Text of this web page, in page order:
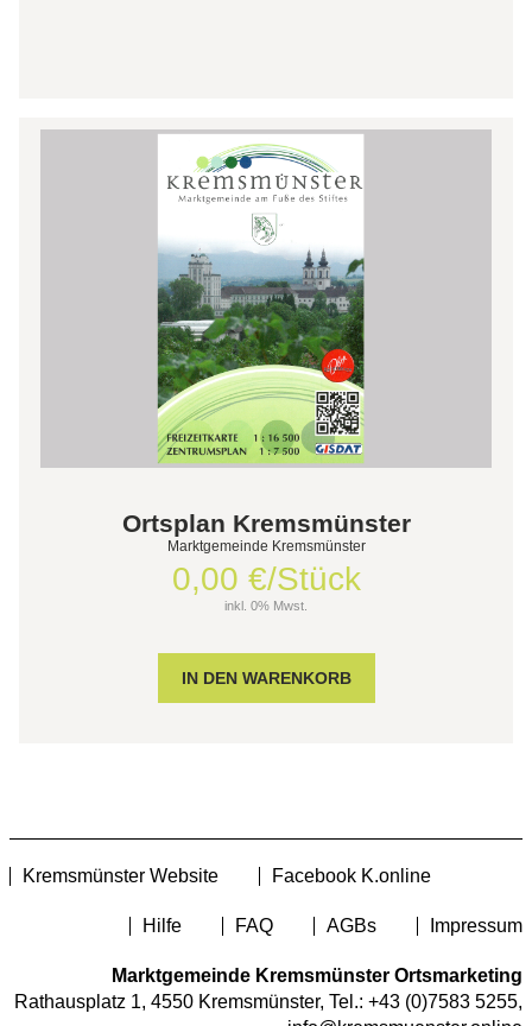
Ortsplan Kremsmünster
Marktgemeinde Kremsmünster
0,00 €/Stück
inkl. 0% Mwst.
Kremsmünster Website Facebook K.online
Hilfe FAQ AGBs Impressum
Marktgemeinde Kremsmünster Ortsmarketing
Rathausplatz 1, 4550 Kremsmünster, Tel.: +43 (0)7583 5255,